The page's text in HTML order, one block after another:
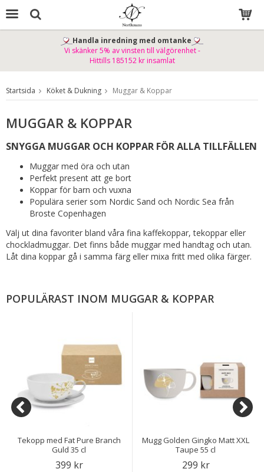
Produkten har blivit tillagd i varukorgen
Handla inredning med omtanke
Vi skänker 5% av vinsten till välgörenhet -
Hittills 185152 kr insamlat
Startsida Köket & Dukning Muggar & Koppar
MUGGAR & KOPPAR
SNYGGA MUGGAR OCH KOPPAR FÖR ALLA TILLFÄLLEN
Muggar med öra och utan
Perfekt present att ge bort
Koppar för barn och vuxna
Populära serier som Nordic Sand och Nordic Sea från
Broste Copenhagen
Välj ut dina favoriter bland våra fina kaffekoppar, tekoppar eller
chockladmuggar. Det finns både muggar med handtag och utan.
Låt dina koppar gå i samma färg eller mixa fritt med olika färger.
POPULÄRAST INOM MUGGAR & KOPPAR
Tekopp med Fat Pure Branch
Guld 35 cl
399 kr
Mugg Golden Gingko Matt XXL
Taupe 55 cl
299 kr